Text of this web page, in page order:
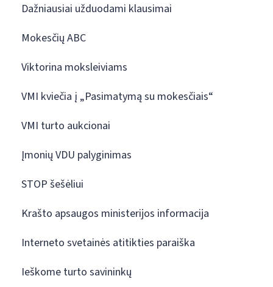
Dažniausiai užduodami klausimai
Mokesčių ABC
Viktorina moksleiviams
VMI kviečia į „Pasimatymą su mokesčiais“
VMI turto aukcionai
Įmonių VDU palyginimas
STOP šešėliui
Krašto apsaugos ministerijos informacija
Interneto svetainės atitikties paraiška
Ieškome turto savininkų